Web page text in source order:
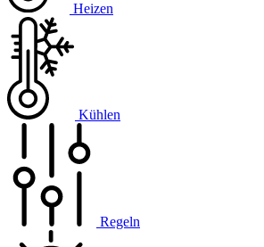
Heizen
Kühlen
Regeln